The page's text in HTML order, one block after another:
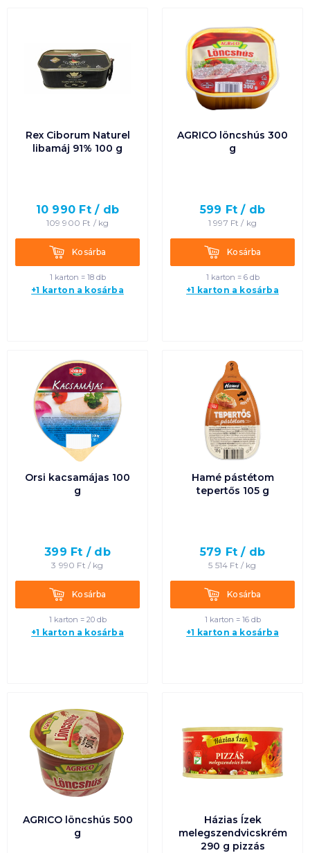
Rex Ciborum Naturel
libamáj 91% 100 g
10 990 Ft / db
109 900 Ft / kg
KosárbaKosárba
1 karton = 18 db
+1 karton a kosárba
AGRICO löncshús 300
g
599 Ft / db
1 997 Ft / kg
KosárbaKosárba
1 karton = 6 db
+1 karton a kosárba
Orsi kacsamájas 100
g
399 Ft / db
3 990 Ft / kg
KosárbaKosárba
1 karton = 20 db
+1 karton a kosárba
Hamé pástétom
tepertős 105 g
579 Ft / db
5 514 Ft / kg
KosárbaKosárba
1 karton = 16 db
+1 karton a kosárba
AGRICO löncshús 500
g
Házias Ízek
melegszendvicskrém
290 g pizzás